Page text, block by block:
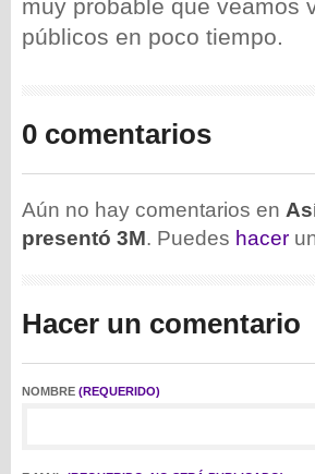
muy probable que veamos
públicos en poco tiempo.
0 comentarios
Aún no hay comentarios en
presentó 3M. Puedes hacer
Hacer un comentario
NOMBRE (REQUERIDO)